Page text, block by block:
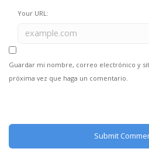
Your URL:
Guardar mi nombre, correo electrónico y
próxima vez que haga un comentario.